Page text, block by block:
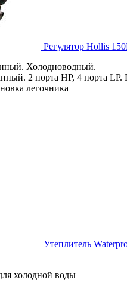
Регулятор Hollis
Холодноводный.
2 порта HP, 4 порта LP.
легочника
Утеплитель
холодной воды